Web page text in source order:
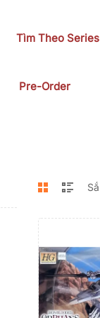
Tìm Theo Series
Pre-Order